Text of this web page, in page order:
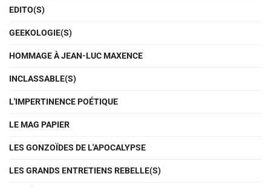
EDITO(S)
GEEKOLOGIE(S)
HOMMAGE À JEAN-LUC MAXENCE
INCLASSABLE(S)
L'IMPERTINENCE POÉTIQUE
LE MAG PAPIER
LES GONZOÏDES DE L'APOCALYPSE
LES GRANDS ENTRETIENS REBELLE(S)